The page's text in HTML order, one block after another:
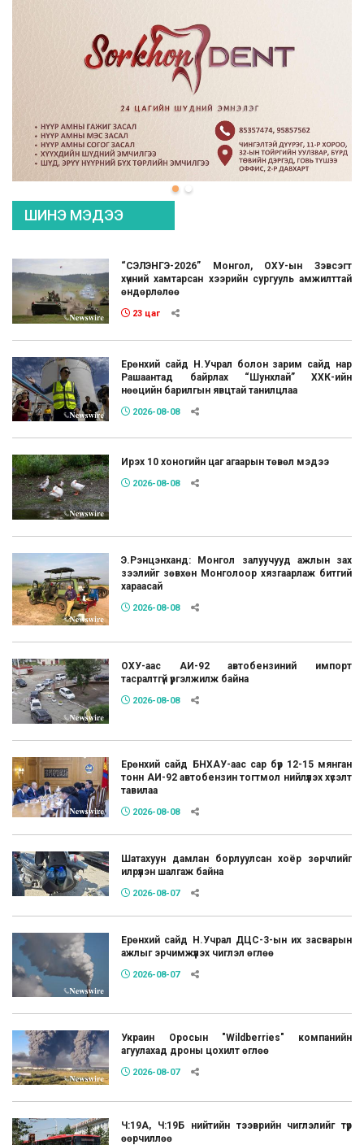
ШИНЭ МЭДЭЭ
“СЭЛЭНГЭ-2026” Монгол, ОХУ-ын Зэвсэгт
хүчний хамтарсан хээрийн сургууль амжилттай
өндөрлөлөө
23 цаг
Ерөнхий сайд Н.Учрал болон зарим сайд нар
Рашаантад байрлах “Шунхлай” ХХК-ийн
нөөцийн барилгын явцтай танилцлаа
2026-08-08
Ирэх 10 хоногийн цаг агаарын төвөл мэдээ
2026-08-08
Э.Рэнцэнханд: Монгол залуучууд ажлын зах
зээлийг зөвхөн Монголоор хязгаарлаж битгий
хараасай
2026-08-08
ОХУ-аас АИ-92 автобензиний импорт
тасралтгүй үргэлжилж байна
2026-08-08
Ерөнхий сайд БНХАУ-аас сар бүр 12-15 мянган
тонн АИ-92 автобензин тогтмол нийлүүлэх хүсэлт
тавилаа
2026-08-08
Шатахуун дамлан борлуулсан хоёр зөрчлийг
илрүүлэн шалгаж байна
2026-08-07
Ерөнхий сайд Н.Учрал ДЦС-3-ын их засварын
ажлыг эрчимжүүлэх чиглэл өглөө
2026-08-07
Украин Оросын "Wildberries" компанийн
агуулахад дроны цохилт өглөө
2026-08-07
Ч:19А, Ч:19Б нийтийн тээврийн чиглэлийг түр
өөрчиллөө